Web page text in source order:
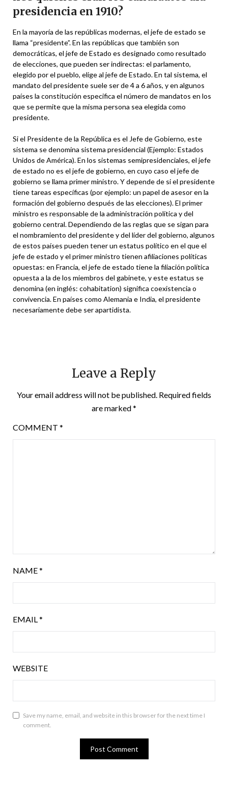
presidencia en 1910?
En la mayoría de las repúblicas modernas, el jefe de estado se
llama “presidente”. En las repúblicas que también son
democráticas, el jefe de Estado es designado como resultado
de elecciones, que pueden ser indirectas: el parlamento,
elegido por el pueblo, elige al jefe de Estado. En tal sistema, el
mandato del presidente suele ser de 4 a 6 años, y en algunos
países la constitución especifica el número de mandatos en los
que se permite que la misma persona sea elegida como
presidente.
Si el Presidente de la República es el Jefe de Gobierno, este
sistema se denomina sistema presidencial (Ejemplo: Estados
Unidos de América). En los sistemas semipresidenciales, el jefe
de estado no es el jefe de gobierno, en cuyo caso el jefe de
gobierno se llama primer ministro. Y depende de si el presidente
tiene tareas específicas (por ejemplo: un papel de asesor en la
formación del gobierno después de las elecciones). El primer
ministro es responsable de la administración política y del
gobierno central. Dependiendo de las reglas que se sigan para
el nombramiento del presidente y del líder del gobierno, algunos
de estos países pueden tener un estatus político en el que el
jefe de estado y el primer ministro tienen afiliaciones políticas
opuestas: en Francia, el jefe de estado tiene la filiación política
opuesta a la de los miembros del gabinete, y este estatus se
denomina (en inglés: cohabitation) significa coexistencia o
convivencia. En países como Alemania e India, el presidente
necesariamente debe ser apartidista.
Leave a Reply
Your email address will not be published. Required fields
are marked*
COMMENT *
NAME*
EMAIL*
WEBSITE
Save my name, email, and website in this browser for the next time I
comment.